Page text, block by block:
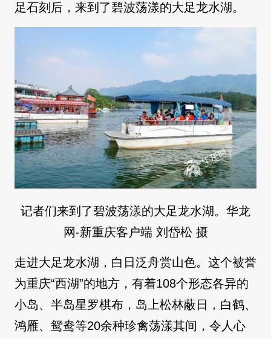
足石刻后，来到了碧波荡漾的大足龙水湖。
记者们来到了碧波荡漾的大足龙水湖。华龙
网-新重庆客户端 刘岱松 摄
走进大足龙水湖，白日泛舟赏山色。这个被誉
为重庆“西湖”的地方，有着108个形态各异的
小岛、半岛星罗棋布，岛上松林蔽日，白鹤、
鸿雁、鸳鸯等20余种珍禽荡漾其间，令人心